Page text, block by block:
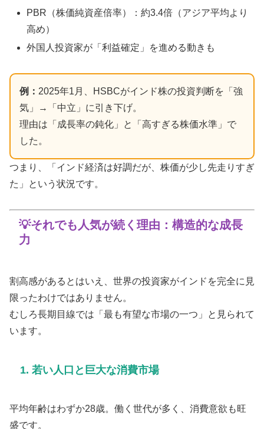
PBR（株価純資産倍率）：約3.4倍（アジア平均より
高め）
外国人投資家が「利益確定」を進める動きも
例： 2025年1月、HSBCがインド株の投資判断を「強
気」→「中立」に引き下げ。
理由は「成長率の鈍化」と「高すぎる株価水準」で
した。
つまり、「インド経済は好調だが、株価が少し先走りすぎ
た」という状況です。
💡それでも人気が続く理由：構造的な成長
力
割高感があるとはいえ、世界の投資家がインドを完全に見
限ったわけではありません。
むしろ長期目線では「最も有望な市場の一つ」と見られて
います。
1. 若い人口と巨大な消費市場
平均年齢はわずか28歳。働く世代が多く、消費意欲も旺
盛です。